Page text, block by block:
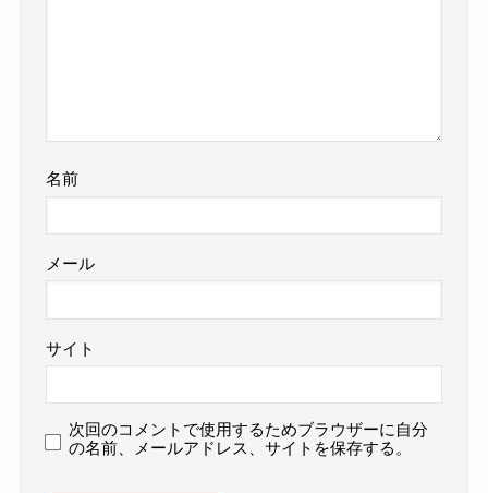
名前
メール
サイト
次回のコメントで使用するためブラウザーに自分
の名前、メールアドレス、サイトを保存する。